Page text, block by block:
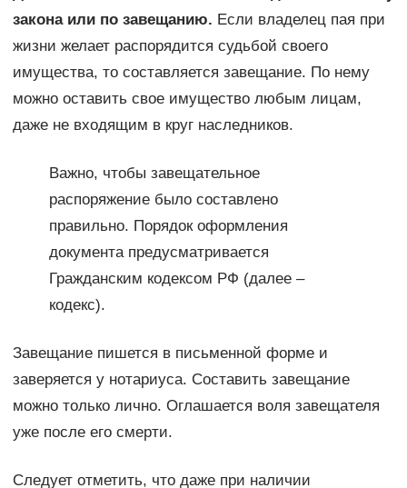
закона или по завещанию. Если владелец пая при
жизни желает распорядится судьбой своего
имущества, то составляется завещание. По нему
можно оставить свое имущество любым лицам,
даже не входящим в круг наследников.
Важно, чтобы завещательное
распоряжение было составлено
правильно. Порядок оформления
документа предусматривается
Гражданским кодексом РФ (далее –
кодекс).
Завещание пишется в письменной форме и
заверяется у нотариуса. Составить завещание
можно только лично. Оглашается воля завещателя
уже после его смерти.
Следует отметить, что даже при наличии